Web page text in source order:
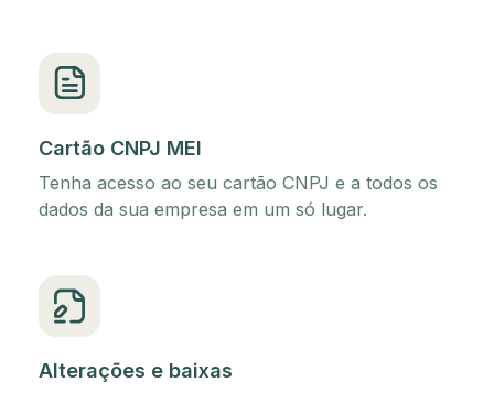
Cartão CNPJ MEI
Tenha acesso ao seu cartão CNPJ e a todos os
dados da sua empresa em um só lugar.
Alterações e baixas